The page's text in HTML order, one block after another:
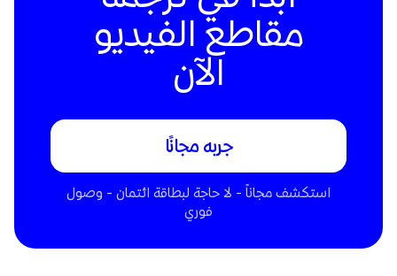
مقاطع الفيديو
الآن
جربه مجانًا
استكشف مجاناً - لا حاجة لبطاقة ائتمان - وصول
فوري